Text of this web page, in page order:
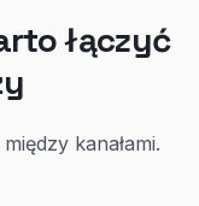
łączyć
kanałami.